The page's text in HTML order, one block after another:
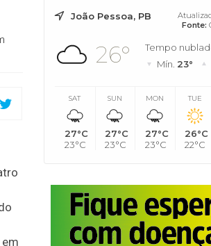
João Pessoa, PB
Fonte:
26°
Tempo
Mín. 23°
SAT
27°C
23°C
SUN
27°C
23°C
MON
27°C
23°C
TUE
26°C
22°C